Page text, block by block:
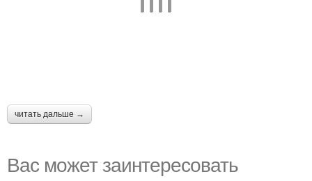
читать дальше →
Вас может заинтересовать